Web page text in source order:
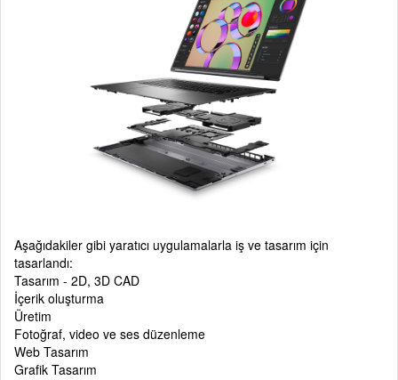
Aşağıdakiler gibi yaratıcı uygulamalarla iş ve tasarım için
tasarlandı:
Tasarım - 2D, 3D CAD
İçerik oluşturma
Üretim
Fotoğraf, video ve ses düzenleme
Web Tasarım
Grafik Tasarım